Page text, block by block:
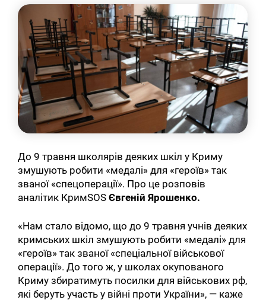
До 9 травня школярів деяких шкіл у Криму
змушують робити «медалі» для «героїв» так
званої «спецоперації». Про це розповів
аналітик КримSOSЄвгеній Ярошенко.
«Нам стало відомо, що до 9 травня учнів деяких
кримських шкіл змушують робити «медалі» для
«героїв» так званої «спеціальної військової
операції». До того ж, у школах окупованого
Криму збиратимуть посилки для військових рф,
які беруть участь у війні проти України», — каже